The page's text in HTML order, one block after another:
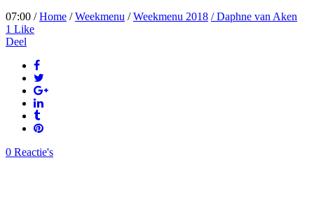
07:00 /Home /Weekmenu /Weekmenu 2018 / Daphne van Aken
1 Like
Deel
0 Reactie's